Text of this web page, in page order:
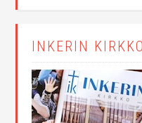
INKERIN